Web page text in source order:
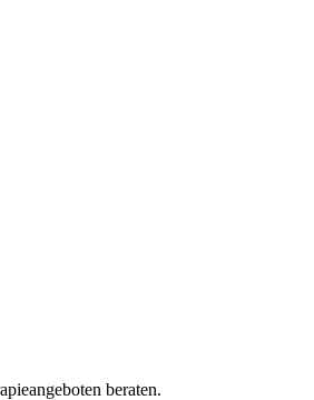
beraten.